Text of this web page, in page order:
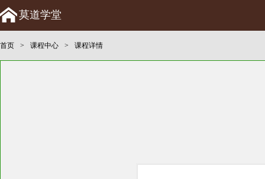
莫道学堂
首页 > 课程中心 > 课程详情